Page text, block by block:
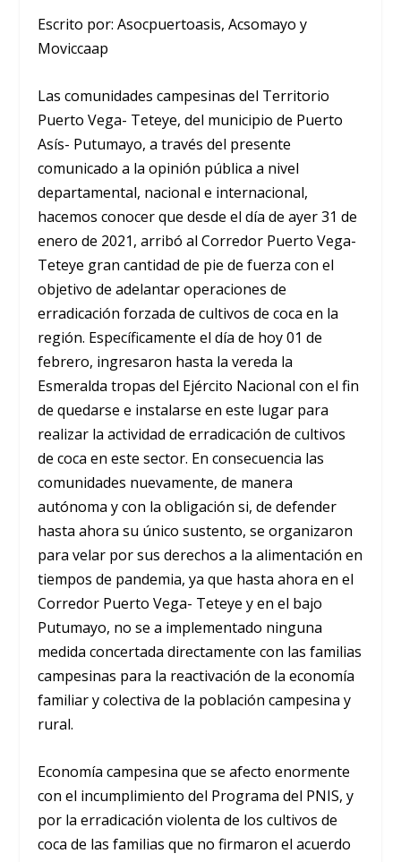
Escrito por: Asocpuertoasis, Acsomayo y
Moviccaap
Las comunidades campesinas del Territorio
Puerto Vega- Teteye, del municipio de Puerto
Asís- Putumayo, a través del presente
comunicado a la opinión pública a nivel
departamental, nacional e internacional,
hacemos conocer que desde el día de ayer 31 de
enero de 2021, arribó al Corredor Puerto Vega-
Teteye gran cantidad de pie de fuerza con el
objetivo de adelantar operaciones de
erradicación forzada de cultivos de coca en la
región. Específicamente el día de hoy 01 de
febrero, ingresaron hasta la vereda la
Esmeralda tropas del Ejército Nacional con el fin
de quedarse e instalarse en este lugar para
realizar la actividad de erradicación de cultivos
de coca en este sector. En consecuencia las
comunidades nuevamente, de manera
autónoma y con la obligación si, de defender
hasta ahora su único sustento, se organizaron
para velar por sus derechos a la alimentación en
tiempos de pandemia, ya que hasta ahora en el
Corredor Puerto Vega- Teteye y en el bajo
Putumayo, no se a implementado ninguna
medida concertada directamente con las familias
campesinas para la reactivación de la economía
familiar y colectiva de la población campesina y
rural.
Economía campesina que se afecto enormente
con el incumplimiento del Programa del PNIS, y
por la erradicación violenta de los cultivos de
coca de las familias que no firmaron el acuerdo